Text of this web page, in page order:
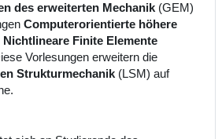
des erweiterten Mechanik (GEM)
Computerorientierte höhere
Nichtlineare Finite Elemente
Vorlesungen erweitern die
Strukturmechanik (LSM) auf